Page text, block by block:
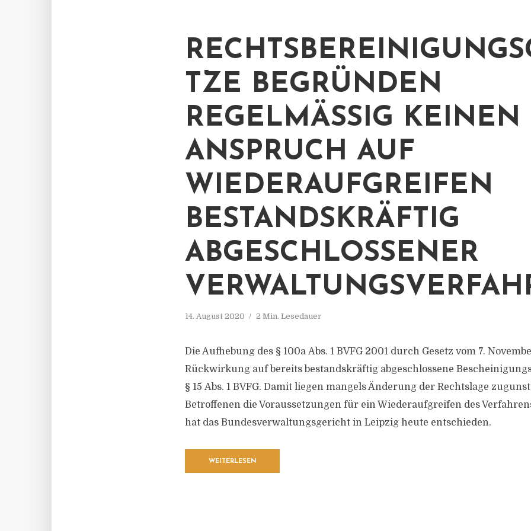
TZE BEGRÜNDEN
REGELMÄSSIG KEINEN A
NSPRUCH AUF W
IEDERAUFGREIFEN B
ESTANDSKRÄFTIG A
BGESCHLOSSENER V
14. August 2020 2 Min. Lesedauer
Die Aufhebung des § 100a Abs. 1 BVFG 2001 durch Gesetz vom 7.
Rückwirkung auf bereits bestandskräftig abgeschlossene
§ 15 Abs. 1 BVFG. Damit liegen mangels Änderung der Rechtslage
Betroffenen die Voraussetzungen für ein Wiederaufgreifen des
hat das Bundesverwaltungsgericht in Leipzig heute entschieden.
WEITERLESEN